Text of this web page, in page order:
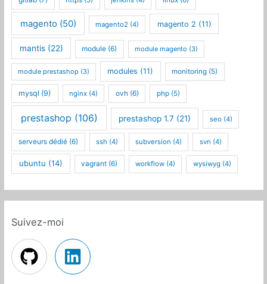
magento (50) magento2 (4) magento 2 (11)
mantis(22) module (6) module magento (3)
module prestashop (3) modules (11) monitoring (5)
mysql (9) nginx(4) ovh (6) php(5)
prestashop (106) prestashop 1.7 (21) seo(4)
serveurs dédié(6) ssh (4) subversion (4) svn (4)
ubuntu (14) vagrant (6) workflow (4) wysiwyg (4)
Suivez-moi